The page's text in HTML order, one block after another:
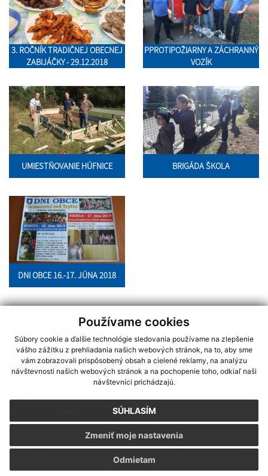
Používame cookies
Súbory cookie a ďalšie technológie sledovania používame na zlepšenie
vášho zážitku z prehliadania našich webových stránok, na to, aby sme
vám zobrazovali prispôsobený obsah a cielené reklamy, na analýzu
návštevnosti našich webových stránok a na pochopenie toho, odkiaľ naši
návštevníci prichádzajú.
SÚHLASÍM
Odmietam
Zmeniť moje nastavenia
3. ROČNÍK TRADIČNEJ OBECNEJ
ZABIJÁČKY - 29.12.2018
PPROTIPOŽIARNY A ZÁCHRANNÝ
VOZÍK
UMIESTŇOVANIE HÚFNICE BRIGÁDA ŠKOLA
DNI OBCE 16.-17. JÚNA 2018
ŠPORTOVÉ AKCIE V HERMANOVCIACH NAD
TOPĽOU